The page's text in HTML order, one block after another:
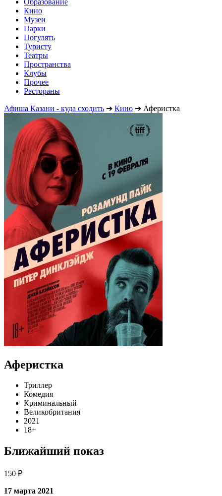
Кино
Музеи
Парки
Погулять
Туристу
Театры
Пространства
Клубы
Прочее
Рестораны
Афиша Казани - куда сходить ➔ Кино ➔ Аферистка
Аферистка
Триллер
Комедия
Криминальный
Великобритания
2021
18+
Ближайший показ
150 ₽
17 марта 2021